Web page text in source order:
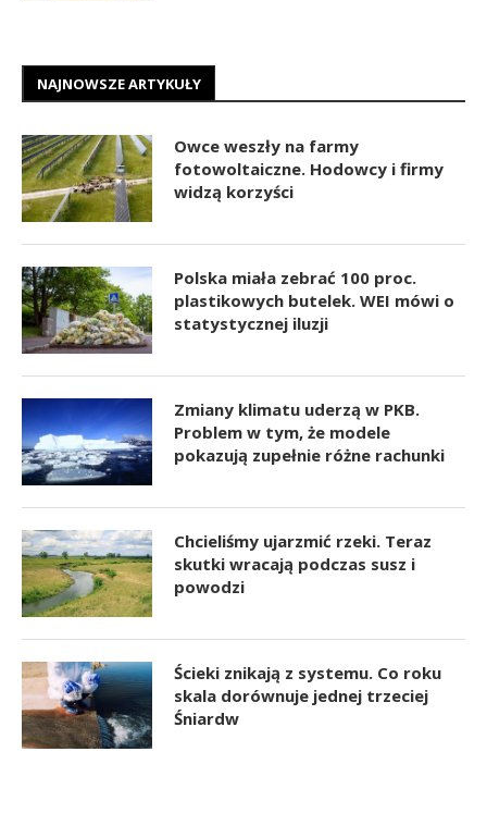
NAJNOWSZE ARTYKUŁY
Owce weszły na farmy
fotowoltaiczne. Hodowcy i firmy
widzą korzyści
Polska miała zebrać 100 proc.
plastikowych butelek. WEI mówi o
statystycznej iluzji
Zmiany klimatu uderzą w PKB.
Problem w tym, że modele
pokazują zupełnie różne rachunki
Chcieliśmy ujarzmić rzeki. Teraz
skutki wracają podczas susz i
powodzi
Ścieki znikają z systemu. Co roku
skala dorównuje jednej trzeciej
Śniardw